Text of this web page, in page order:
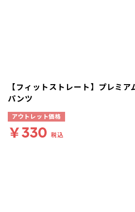
【フィットストレート】プレミ
パンツ
アウトレット価格
￥330 税込